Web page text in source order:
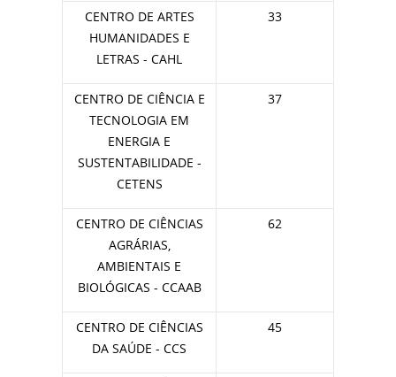
CENTRO DE ARTES
HUMANIDADES E
LETRAS - CAHL
33
CENTRO DE CIÊNCIA E
TECNOLOGIA EM
ENERGIA E
SUSTENTABILIDADE -
CETENS
37
CENTRO DE CIÊNCIAS
AGRÁRIAS,
AMBIENTAIS E
BIOLÓGICAS - CCAAB
62
CENTRO DE CIÊNCIAS
DA SAÚDE - CCS
45